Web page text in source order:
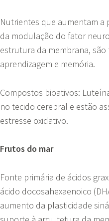
Nutrientes que aumentam a
da modulação do fator
estrutura da membrana,
aprendizagem e memória.
Compostos bioativos:
no tecido cerebral e estão
estresse oxidativo.
Frutos do mar
Fonte primária de ácidos
ácido docosahexaenoico
aumento da plasticidade